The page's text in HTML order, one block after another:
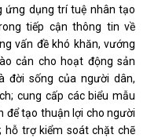
ứng dụng trí tuệ nhân tạo
tiếp cận thông tin về
vấn đề khó khăn, vướng
cản cho hoạt động sản
đời sống của người dân,
cung cấp các biểu mẫu
để tạo thuận lợi cho người
hỗ trợ kiểm soát chặt chẽ